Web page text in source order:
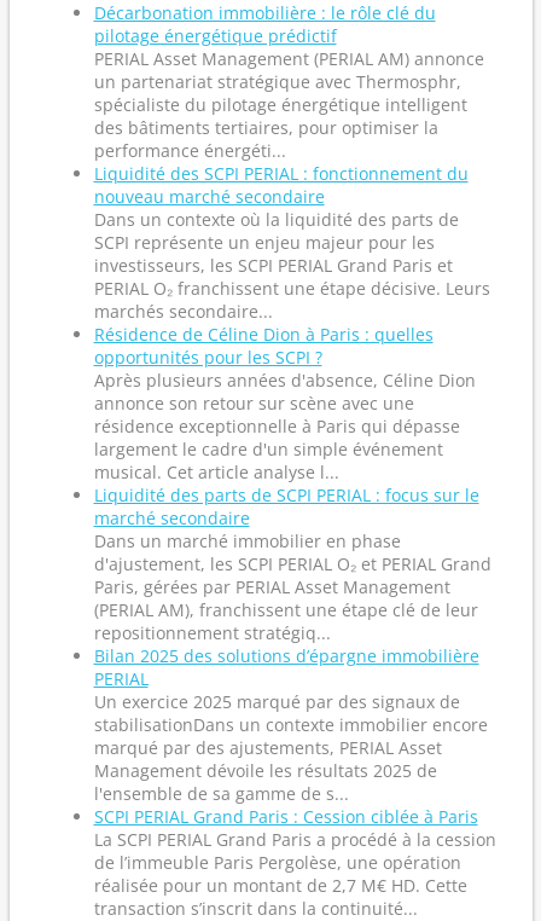
Décarbonation immobilière : le rôle clé du
pilotage énergétique prédictif
PERIAL Asset Management (PERIAL AM) annonce
un partenariat stratégique avec Thermosphr,
spécialiste du pilotage énergétique intelligent
des bâtiments tertiaires, pour optimiser la
performance énergéti...
Liquidité des SCPI PERIAL : fonctionnement du
nouveau marché secondaire
Dans un contexte où la liquidité des parts de
SCPI représente un enjeu majeur pour les
investisseurs, les SCPI PERIAL Grand Paris et
PERIAL O₂ franchissent une étape décisive. Leurs
marchés secondaire...
Résidence de Céline Dion à Paris : quelles
opportunités pour les SCPI ?
Après plusieurs années d'absence, Céline Dion
annonce son retour sur scène avec une
résidence exceptionnelle à Paris qui dépasse
largement le cadre d'un simple événement
musical. Cet article analyse l...
Liquidité des parts de SCPI PERIAL : focus sur le
marché secondaire
Dans un marché immobilier en phase
d'ajustement, les SCPI PERIAL O₂ et PERIAL Grand
Paris, gérées par PERIAL Asset Management
(PERIAL AM), franchissent une étape clé de leur
repositionnement stratégiq...
Bilan 2025 des solutions d’épargne immobilière
PERIAL
Un exercice 2025 marqué par des signaux de
stabilisationDans un contexte immobilier encore
marqué par des ajustements, PERIAL Asset
Management dévoile les résultats 2025 de
l'ensemble de sa gamme de s...
SCPI PERIAL Grand Paris : Cession ciblée à Paris
La SCPI PERIAL Grand Paris a procédé à la cession
de l’immeuble Paris Pergolèse, une opération
réalisée pour un montant de 2,7 M€ HD. Cette
transaction s’inscrit dans la continuité...